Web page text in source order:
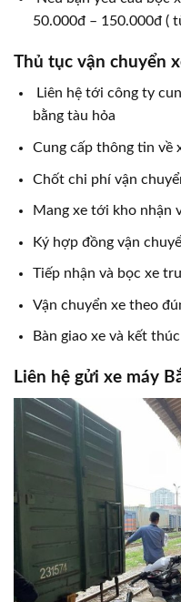
50.000đ – 150.000đ (
Thủ tục vận chuyển
Liên hệ tới công ty
bằng tàu hỏa
Cung cấp thông tin về
Chốt chi phí vận
Mang xe tới kho nhận
Ký hợp đồng vận
Tiếp nhận và bọc xe
Vận chuyển xe theo
Bàn giao xe và kết
Liên hệ gửi xe máy